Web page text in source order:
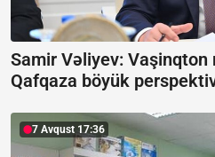
Samir Vəliyev: Vaşinqton
Qafqaza böyük
7 Avqust 17:36